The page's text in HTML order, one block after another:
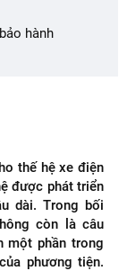
hành
thế hệ xe điện
được phát triển
dài. Trong bối
còn là câu
một phần trong
phương tiện.